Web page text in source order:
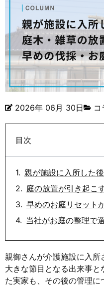
2026年 06月 30日 コ
目次
親が施設に入所した
庭の放置が引き起こ
早めのお庭リセット
当社がお庭の整理で
親御さんが介護施設に入
大きな節目となる出来事と
た実家も、その後の管理に